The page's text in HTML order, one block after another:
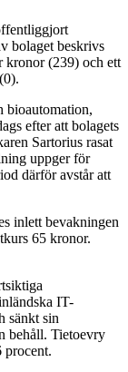
bolaget beskrivs
kronor (239) och ett
bioautomation,
efter att bolagets
Sartorius rasat
uppger för
därför avstår att
inlett bevakningen
65 kronor.
IT-
sänkt sin
behåll. Tietoevry
procent.